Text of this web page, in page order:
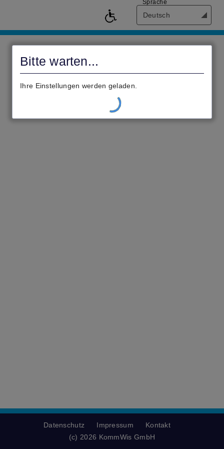
Bitte warten...
Ihre Einstellungen werden geladen.
Deutsch
Sprache
Datenschutz Impressum
Kontakt
(c) 2026 KommWis GmbH